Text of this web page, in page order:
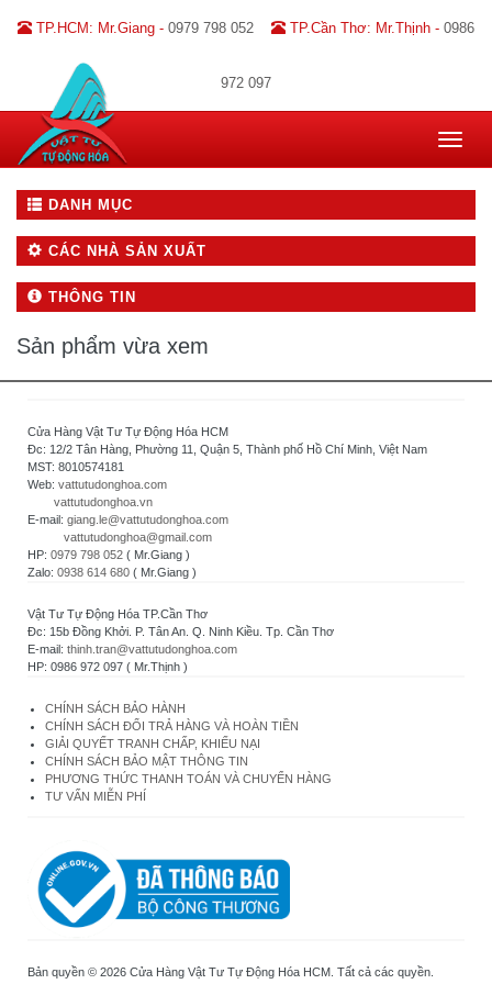
TP.HCM: Mr.Giang - 0979 798 052 TP.Cần Thơ: Mr.Thịnh - 0986
972 097
Toggle
DANH MỤC
CÁC NHÀ SẢN XUẤT
THÔNG TIN
Sản phẩm vừa xem
Cửa Hàng Vật Tư Tự Động Hóa HCM
Đc: 12/2 Tân Hàng, Phường 11, Quận 5, Thành phố Hồ Chí Minh, Việt Nam
MST: 8010574181
Web: vattutudonghoa.com
vattutudonghoa.vn
E-mail: giang.le@vattutudonghoa.com
vattutudonghoa@gmail.com
HP: 0979 798 052 ( Mr.Giang )
Zalo: 0938 614 680 ( Mr.Giang )
Vật Tư Tự Động Hóa TP.Cần Thơ
Đc: 15b Đồng Khởi. P. Tân An. Q. Ninh Kiều. Tp. Cần Thơ
E-mail: thinh.tran@vattutudonghoa.com
HP: 0986 972 097 ( Mr.Thịnh )
CHÍNH SÁCH BẢO HÀNH
CHÍNH SÁCH ĐỔI TRẢ HÀNG VÀ HOÀN TIỀN
GIẢI QUYẾT TRANH CHẤP, KHIẾU NẠI
CHÍNH SÁCH BẢO MẬT THÔNG TIN
PHƯƠNG THỨC THANH TOÁN VÀ CHUYỂN HÀNG
TƯ VẤN MIỄN PHÍ
Bản quyền © 2026 Cửa Hàng Vật Tư Tự Động Hóa HCM. Tất cả các quyền.